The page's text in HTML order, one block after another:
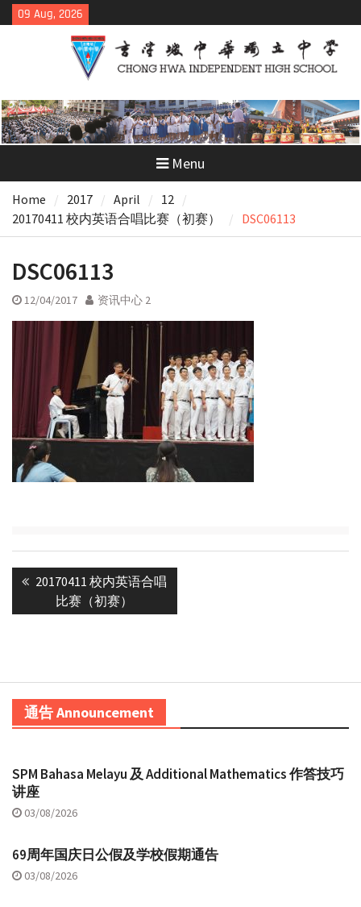
Skip
to
09 Aug, 2026
Menu
Home 2017 April
12
20170411 校内英语合唱比赛（初赛）
DSC06113
DSC06113
12/04/2017 资讯中心 2
navigation
Previous
post:
20170411 校内英语合唱
比赛（初赛）
通告 Announcement
SPM Bahasa Melayu 及 Additional Mathematics 作答技巧
讲座
03/08/2026
69周年国庆日公假及学校假期通告
03/08/2026